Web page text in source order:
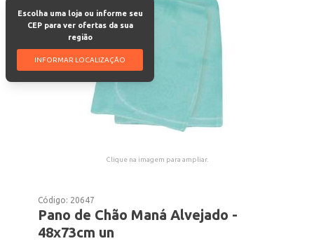
Escolha uma loja ou informe seu
CEP para ver ofertas da sua
região
INFORMAR LOCALIZAÇÃO
Clique na imagem para ampliar.
Código: 20647
Pano de Chão Maná Alvejado -
48x73cm un